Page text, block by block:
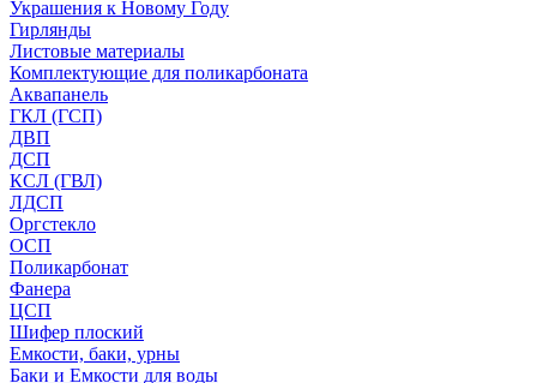
Украшения к Новому Году
Гирлянды
Листовые материалы
Комплектующие для поликарбоната
Аквапанель
ГКЛ (ГСП)
ДВП
ДСП
КСЛ (ГВЛ)
ЛДСП
Оргстекло
ОСП
Поликарбонат
Фанера
ЦСП
Шифер плоский
Емкости, баки, урны
Баки и Емкости для воды